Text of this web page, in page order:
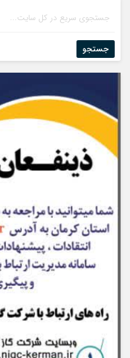
جستجو